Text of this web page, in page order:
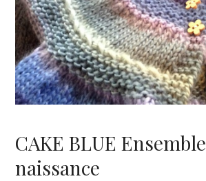
CAKE BLUE Ensemble
naissance